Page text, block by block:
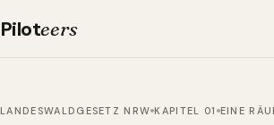
Piloteers
LANDESWALDGESETZ NRW KAPITEL 01 EINE